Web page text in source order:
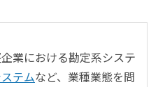
ス
ドコンピューティング
業における勘定系システ
テムなど、業種業態を問